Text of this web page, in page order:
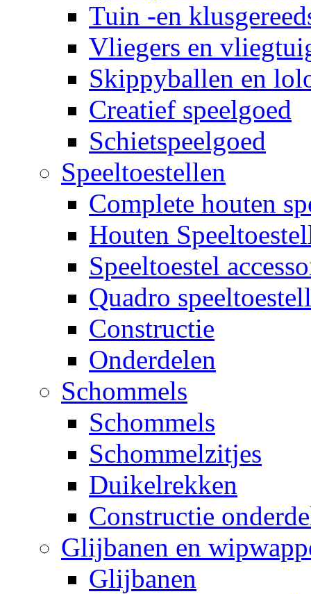
Tuin -en
Vliegers en
Skippyballen en
Creatief speelgoed
Schietspeelgoed
Speeltoestellen
Complete houten
Houten
Speeltoestel
Quadro
Constructie
Onderdelen
Schommels
Schommels
Schommelzitjes
Duikelrekken
Constructie
Glijbanen en
Glijbanen